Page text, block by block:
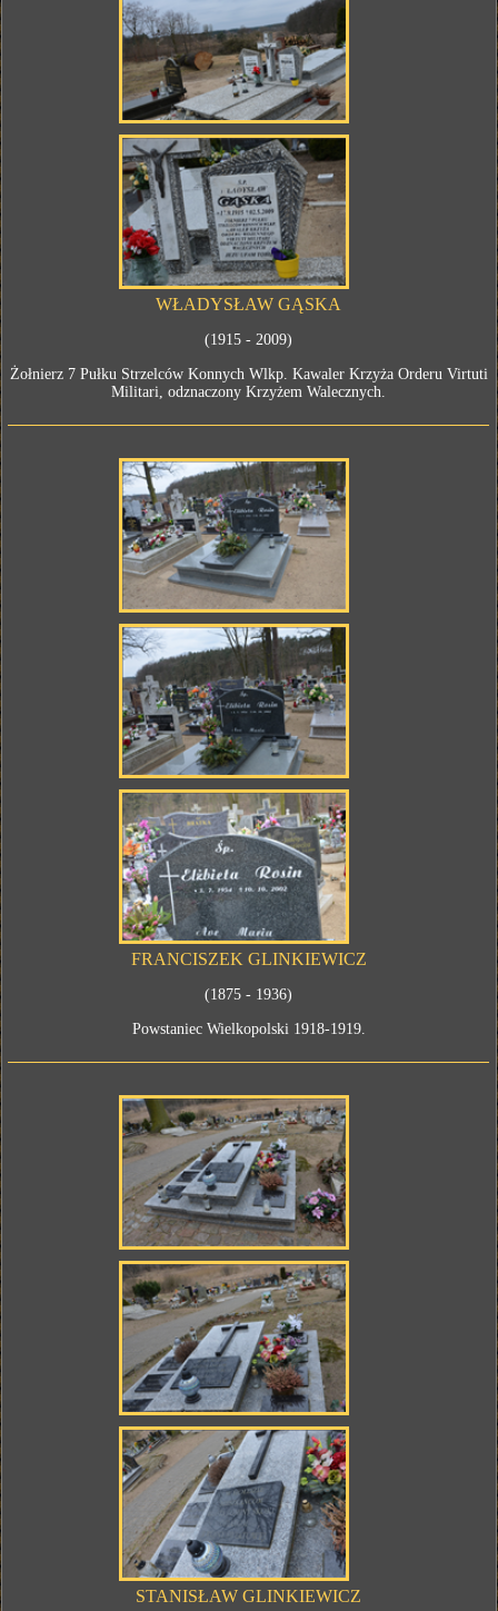
WŁADYSŁAW GĄSKA
(1915 - 2009)
Żołnierz 7 Pułku Strzelców Konnych Wlkp. Kawaler Krzyża Orderu Virtuti
Militari, odznaczony Krzyżem Walecznych.
FRANCISZEK GLINKIEWICZ
(1875 - 1936)
Powstaniec Wielkopolski 1918-1919.
STANISŁAW GLINKIEWICZ